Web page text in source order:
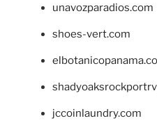
unavozparadios.com
shoes-vert.com
jccoinlaundry.com